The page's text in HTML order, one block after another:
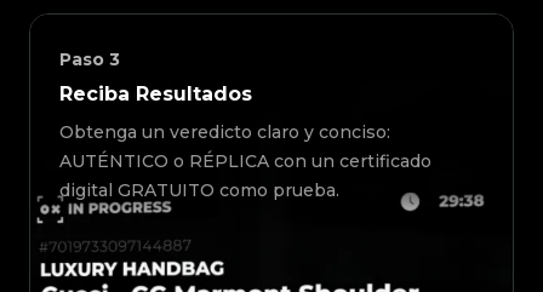
Paso 3
Reciba Resultados
Obtenga un veredicto claro y conciso:
AUTÉNTICO o RÉPLICA con un certificado
digital GRATUITO como prueba.